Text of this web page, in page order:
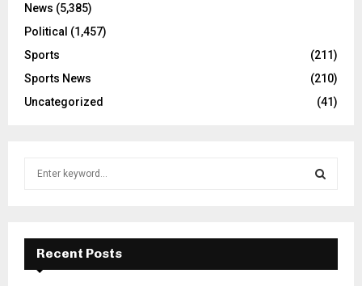
News (5,385)
Political (1,457)
Sports
(211)
Sports News
(210)
Uncategorized
(41)
f
E
A
Recent Posts